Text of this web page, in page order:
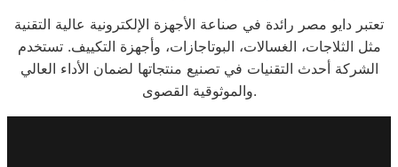
تعتبر دايو مصر رائدة في صناعة الأجهزة الإلكترونية عالية التقنية
مثل الثلاجات، الغسالات، البوتاجازات، وأجهزة التكييف. تستخدم
الشركة أحدث التقنيات في تصنيع منتجاتها لضمان الأداء العالي
والموثوقية القصوى.